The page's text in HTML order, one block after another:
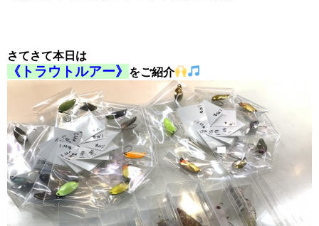
さてさて本日は
《トラウトルアー》 をご紹介